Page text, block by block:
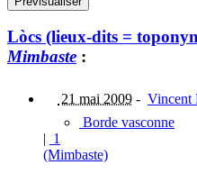
Lòcs (lieux-dits =
Mimbaste :
21 mai 2009 - Vincent
Borde vasconne
| 1
(Mimbaste)